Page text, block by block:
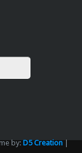
by:D5 Creation|